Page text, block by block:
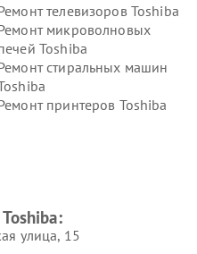
телевизоров Toshiba
микроволновых
Toshiba
стиральных машин
принтеров Toshiba
улица, 15